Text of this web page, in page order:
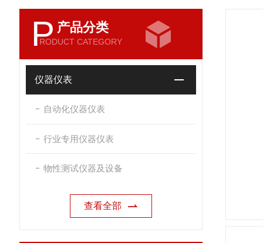
P 产品分类
RODUCT CATEGORY
仪器仪表
自动化仪器仪表
行业专用仪器仪表
物性测试仪器及设备
查看全部